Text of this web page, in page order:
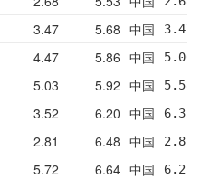
3.47 5.68 中国
4.47 5.86 中国
5.03 5.92 中国
3.52 6.20 中国
2.81 6.48 中国
5.72 6.64 中国